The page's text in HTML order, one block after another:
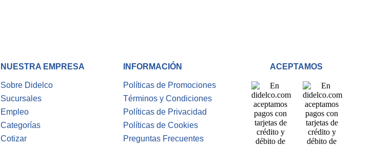
NUESTRA EMPRESA
Sobre Didelco
Sucursales
Empleo
Categorías
Cotizar
INFORMACIÓN
Políticas de Promociones
Términos y Condiciones
Políticas de Privacidad
Políticas de Cookies
Preguntas Frecuentes
ACEPTAMOS